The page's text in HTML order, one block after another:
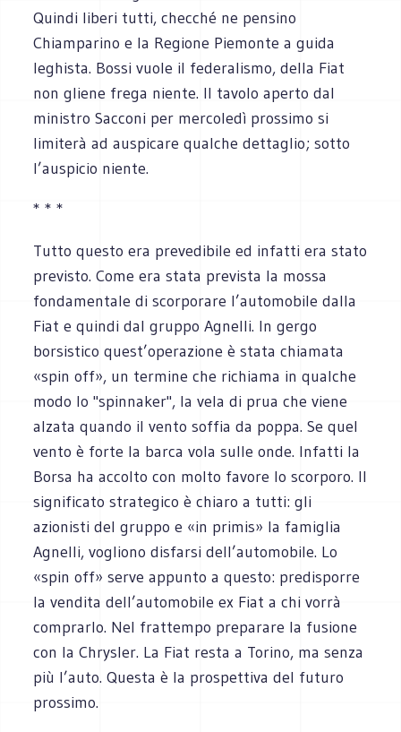
Quindi liberi tutti, checché ne pensino
Chiamparino e la Regione Piemonte a guida
leghista. Bossi vuole il federalismo, della Fiat
non gliene frega niente. Il tavolo aperto dal
ministro Sacconi per mercoledì prossimo si
limiterà ad auspicare qualche dettaglio; sotto
l’auspicio niente.
* * *
Tutto questo era prevedibile ed infatti era stato
previsto. Come era stata prevista la mossa
fondamentale di scorporare l’automobile dalla
Fiat e quindi dal gruppo Agnelli. In gergo
borsistico quest’operazione è stata chiamata
«spin off», un termine che richiama in qualche
modo lo "spinnaker", la vela di prua che viene
alzata quando il vento soffia da poppa. Se quel
vento è forte la barca vola sulle onde. Infatti la
Borsa ha accolto con molto favore lo scorporo. Il
significato strategico è chiaro a tutti: gli
azionisti del gruppo e «in primis» la famiglia
Agnelli, vogliono disfarsi dell’automobile. Lo
«spin off» serve appunto a questo: predisporre
la vendita dell’automobile ex Fiat a chi vorrà
comprarlo. Nel frattempo preparare la fusione
con la Chrysler. La Fiat resta a Torino, ma senza
più l’auto. Questa è la prospettiva del futuro
prossimo.